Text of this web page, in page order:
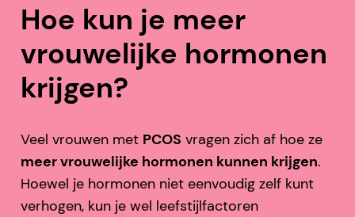
Hoe kun je meer
vrouwelijke hormonen
krijgen?
Veel vrouwen met PCOS vragen zich af hoe ze
meer vrouwelijke hormonen kunnen krijgen.
Hoewel je hormonen niet eenvoudig zelf kunt
verhogen, kun je wel leefstijlfactoren